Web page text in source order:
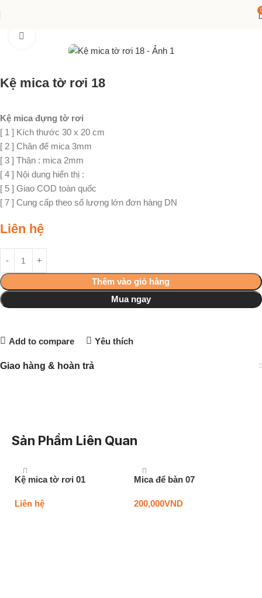
Kệ mica tờ rơi 18
Kệ mica đựng tờ rơi
[ 1 ] Kích thước 30 x 20 cm
[ 2 ] Chân đế mica 3mm
[ 3 ] Thân : mica 2mm
[ 4 ] Nội dung hiển thị :
[ 5 ] Giao COD toàn quốc
[ 7 ] Cung cấp theo số lượng lớn đơn hàng DN
Liên hệ
Thêm vào giỏ hàng
Mua ngay
Add to compare Yêu thích
Giao hàng & hoàn trả
Sản Phẩm Liên Quan
Kệ mica tờ rơi 01
Liên hệ
Mica để bàn 07
200,000VND